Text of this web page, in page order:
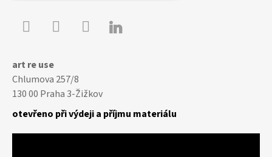

art re use
Chlumova 257/8
130 00 Praha 3-Žižkov
otevřeno při výdeji a příjmu materiálu